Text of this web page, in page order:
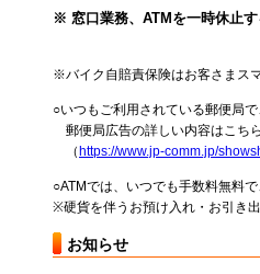
※ 窓口業務、ATMを一時休止す
※バイク自賠責保険はお客さまス
○いつもご利用されている郵便局
郵便局広告の詳しい内容はこち
（ https://www.jp-comm.jp/
○ATMでは、いつでも手数料無料
※硬貨を伴うお預け入れ・お引き
お知らせ